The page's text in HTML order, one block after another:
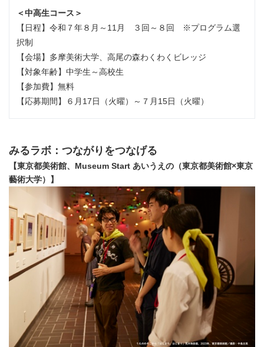
＜中高生コース＞
【日程】令和７年８月～11月 ３回～８回 ※プログラム選
択制
【会場】多摩美術大学、高尾の森わくわくビレッジ
【対象年齢】中学生～高校生
【参加費】無料
【応募期間】６月17日（火曜）～７月15日（火曜）
みるラボ：つながりをつなげる
【東京都美術館、Museum Start あいうえの（東京都美術館×東京
藝術大学）】